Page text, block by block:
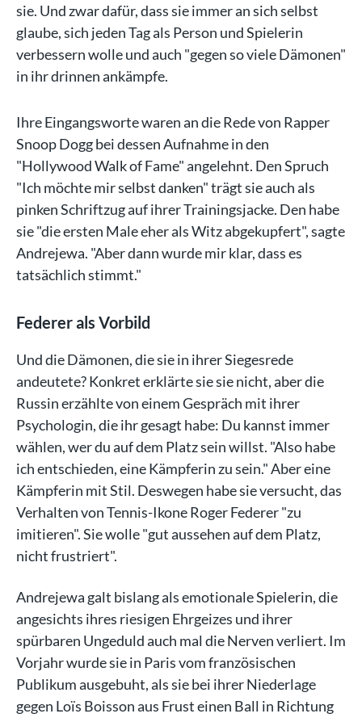
sie. Und zwar dafür, dass sie immer an sich selbst
glaube, sich jeden Tag als Person und Spielerin
verbessern wolle und auch "gegen so viele Dämonen"
in ihr drinnen ankämpfe.
Ihre Eingangsworte waren an die Rede von Rapper
Snoop Dogg bei dessen Aufnahme in den
"Hollywood Walk of Fame" angelehnt. Den Spruch
"Ich möchte mir selbst danken" trägt sie auch als
pinken Schriftzug auf ihrer Trainingsjacke. Den habe
sie "die ersten Male eher als Witz abgekupfert", sagte
Andrejewa. "Aber dann wurde mir klar, dass es
tatsächlich stimmt."
Federer als Vorbild
Und die Dämonen, die sie in ihrer Siegesrede
andeutete? Konkret erklärte sie sie nicht, aber die
Russin erzählte von einem Gespräch mit ihrer
Psychologin, die ihr gesagt habe: Du kannst immer
wählen, wer du auf dem Platz sein willst. "Also habe
ich entschieden, eine Kämpferin zu sein." Aber eine
Kämpferin mit Stil. Deswegen habe sie versucht, das
Verhalten von Tennis-Ikone Roger Federer "zu
imitieren". Sie wolle "gut aussehen auf dem Platz,
nicht frustriert".
Andrejewa galt bislang als emotionale Spielerin, die
angesichts ihres riesigen Ehrgeizes und ihrer
spürbaren Ungeduld auch mal die Nerven verliert. Im
Vorjahr wurde sie in Paris vom französischen
Publikum ausgebuht, als sie bei ihrer Niederlage
gegen Loïs Boisson aus Frust einen Ball in Richtung